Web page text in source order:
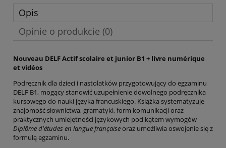
Opis
Opinie o produkcie (0)
Nouveau DELF Actif scolaire et junior B1 + livre numérique
et vidéos
Podręcznik dla dzieci i nastolatków przygotowujący do egzaminu
DELF B1, mogący stanowić uzupełnienie dowolnego podręcznika
kursowego do nauki języka francuskiego. Książka systematyzuje
znajomość słownictwa, gramatyki, form komunikacji oraz
praktycznych umiejętności językowych pod kątem wymogów
Diplôme d'études en langue françaiseoraz umożliwia oswojenie się z
formułą egzaminu.